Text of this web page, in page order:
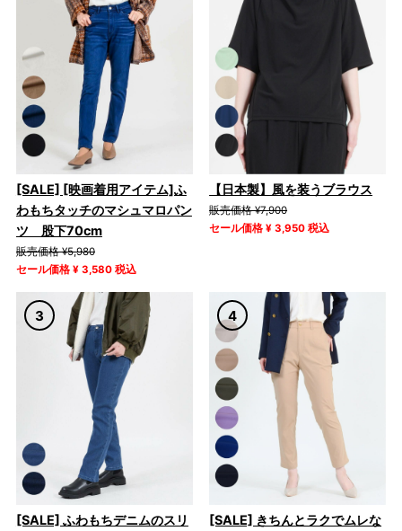
[SALE] [映画着用アイテム]ふ
わもちタッチのマシュマロパン
ツ 股下70cm
販売価格 ¥5,980
セール価格 ¥ 3,580 税込
【日本製】風を装うブラウス
販売価格 ¥7,900
セール価格 ¥ 3,950 税込
[SALE] ふわもちデニムのスリ
[SALE] きちんとラクでムレな